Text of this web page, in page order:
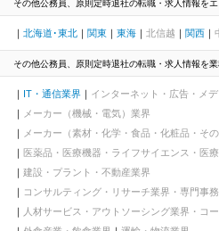
その他公務員、原則定時退社の転職・求人情報を
北海道･東北 関東 東海 北信越 関西
その他公務員、原則定時退社の転職・求人情報を
IT・通信業界
インターネット・広告・メ
メーカー（機械・電気）業界
メーカー（素材・化学・食品・化粧品・そ
医薬品・医療機器・ライフサイエンス・医
建設・プラント・不動産業界
コンサルティング・リサーチ業界・専門事
人材サービス・アウトソーシング業界・コ